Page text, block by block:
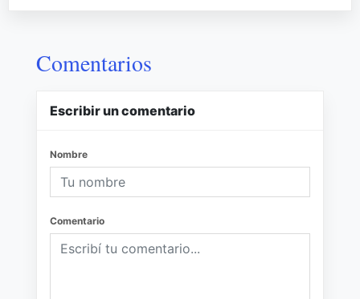
Comentarios
Escribir un comentario
Nombre
Comentario